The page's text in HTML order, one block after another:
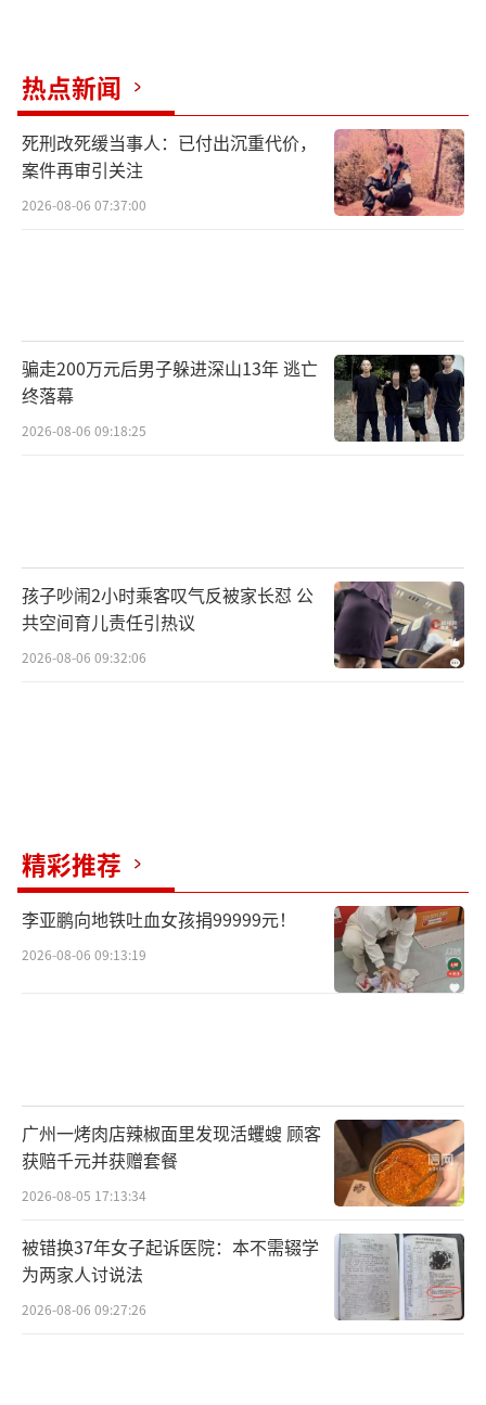
热点新闻
死刑改死缓当事人：已付出沉重代价，
案件再审引关注
2026-08-06 07:37:00
骗走200万元后男子躲进深山13年 逃亡
终落幕
2026-08-06 09:18:25
孩子吵闹2小时乘客叹气反被家长怼 公
共空间育儿责任引热议
2026-08-06 09:32:06
精彩推荐
李亚鹏向地铁吐血女孩捐99999元！
2026-08-06 09:13:19
广州一烤肉店辣椒面里发现活蠼螋 顾客
获赔千元并获赠套餐
2026-08-05 17:13:34
被错换37年女子起诉医院：本不需辍学
为两家人讨说法
2026-08-06 09:27:26